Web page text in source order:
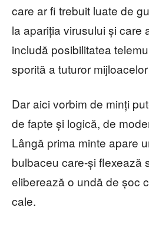
care ar fi trebuit luate de
la apariția virusului și care
includă posibilitatea
sporită a tuturor
Dar aici vorbim de minți
de fapte și logică, de
Lângă prima minte apare
bulbaceu care-și flexează
eliberează o undă de șoc
cale.